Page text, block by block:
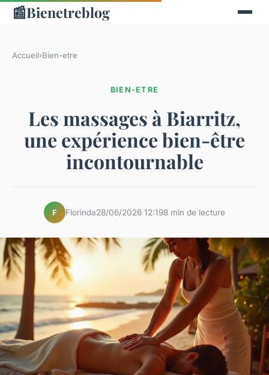
📰Bienetreblog
Accueil›Bien-etre
BIEN-ETRE
Les massages à Biarritz,
une expérience bien-être
incontournable
F Florinda28/06/2026 12:198 min de lecture